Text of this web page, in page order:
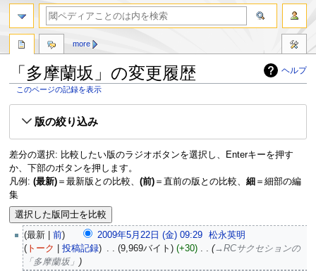
ヘルプ
「多摩蘭坂」の変更履歴
このページの記録を表示
ゲ
ー
シ
ョ
ン
移
に
移
動
版の絞り込み
差分の選択: 比較したい版のラジオボタンを選択し、Enterキーを押す
か、下部のボタンを押します。
凡例: (最新)＝最新版との比較、 (前)＝直前の版との比較、 細 ＝細部の編
集
最新 前 2009年5月22日 (金) 09:29
松永英明
トーク
投稿記録 9,969バイト +30 ‎
→‎RCサクセションの
「多摩蘭坂」
more